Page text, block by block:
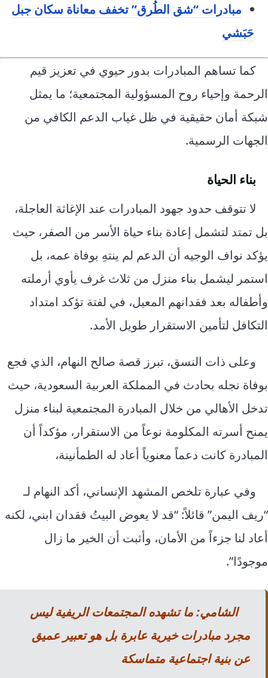
مبادرات “شق الطُرق” تخفف معاناة سكان جبل
حَبَشي
كما تساهم المبادرات بدور حيوي في تعزيز قيم
الرحمة وإحياء روح المسؤولية المجتمعية؛ ما يمثل
شبكة أمان حقيقية في ظل غياب الدعم الكافي من
الجهات الرسمية.
بناء الحياة
لا تتوقف حدود جهود المبادرات عند الإغاثة العاجلة،
بل تمتد لتشمل إعادة بناء حياة الأسر من الصفر، حيث
يؤكد نواف الوجيه أن الدعم لم ينتهِ بوفاة عمه، بل
استمر ليشمل بناء منزل من ثلاث غرف يأوي أرملته
وأطفاله بعد فقدانهم المعيل، في لفتة تؤكد امتداد
التكافل لتأمين الاستقرار طويل الأمد.
وعلى ذات النسق، تبرز قصة صالح النهام، الذي فجع
بوفاة نجله بحادث في المملكة العربية السعودية، حيث
تدخل الأهالي من خلال المبادرة المجتمعية لبناء منزل
يمنح أسرته المكلومة نوعاً من الاستقرار، مؤكداً أن
المبادرة كانت دعماً معنوياً أعاد له الطمأنينة،
وفي عبارة تلخص المشهد الإنساني، أكد النهام لـ
“ريف اليمن” قائلاً: “قد لا يعوض البيتُ فقدان ابني، لكنه
أعاد لنا جزءاً من الأمان، وأثبت أن الخير ما زال
موجودًا”.
الشامي: ما تشهده المجتمعات الريفية ليس
مجرد مبادرات خيرية عابرة بل هو تعبير عميق
عن بنية اجتماعية متماسكة